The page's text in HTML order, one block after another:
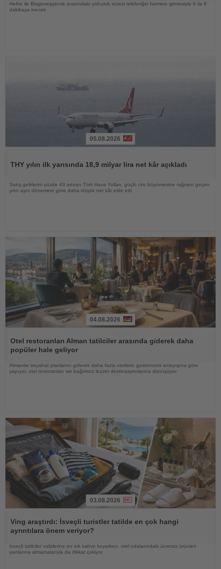
Heihe ile Blagoveşçensk arasındaki yolculuk süresi teleferiğin hizmete girmesiyle 6 ila 8
dakikaya inecek
05.08.2026
THY yılın ilk yarısında 18,9 milyar lira net kâr açıkladı
Satış gelirlerini yüzde 43 artıran Türk Hava Yolları, güçlü ciro büyümesine rağmen geçen
yılın aynı dönemine göre daha düşük net kâr elde etti
Oku
04.08.2026
Otel restoranları Alman tatilciler arasında giderek daha
popüler hale geliyor
Almanlar seyahat planlarını giderek daha fazla otellerin gastronomi anlayışına göre
yapıyor, otel restoranları ise bağımsız lezzet destinasyonlarına dönüşüyor
Oku
03.08.2026
Ving araştırdı: İsveçli turistler tatilde en çok hangi
ayrıntılara önem veriyor?
İsveçli tatilciler valizlerine en sık kahve koyarken, otel odalarındaki ücretsiz ürünleri
yanlarına almamalarıyla da dikkat çekiyor